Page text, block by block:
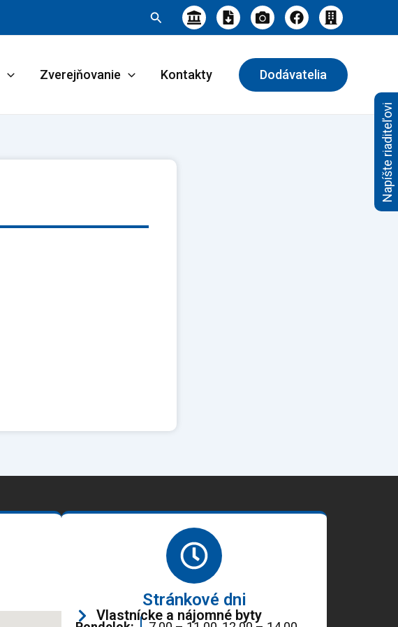
Hľadať
Zverejňovanie Kontakty Dodávatelia
Stránkové dni
Vlastnícke a nájomné byty
Napíšte riaditeľovi